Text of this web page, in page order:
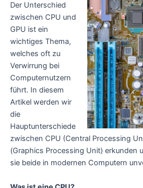
Der Unterschied
zwischen CPU und
GPU ist ein
wichtiges Thema,
welches oft zu
Verwirrung bei
Computernutzern
führt. In diesem
Artikel werden wir
die
Hauptunterschiede
zwischen CPU (Central Processing
(Graphics Processing Unit) erkunden
sie beide in modernen Computern